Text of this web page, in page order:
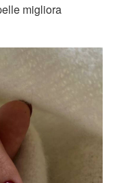
migliora